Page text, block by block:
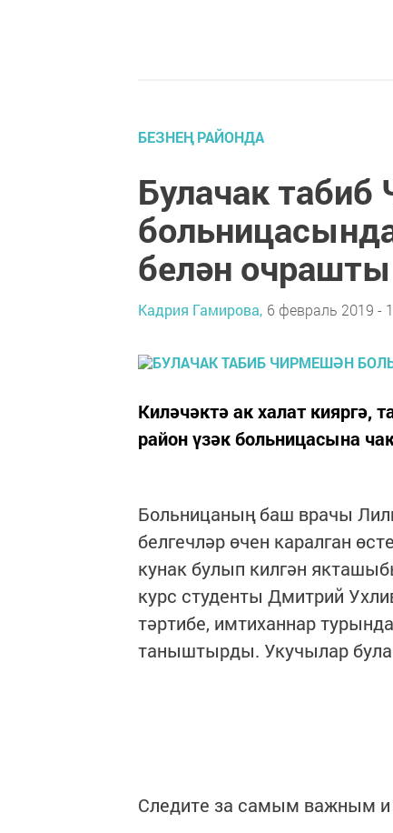
БЕЗНЕҢ РАЙОНДА
Булачак
белән очрашты
Кадрия Гамирова, 6 февраль 2019 -
Киләчәктә ак халат кияргә,
район үзәк больницасына
Больницаның баш врачы
белгечләр өчен каралган
кунак булып килгән
курс студенты Дмитрий
тәртибе, имтиханнар
таныштырды. Укучылар
Следите за самым важным